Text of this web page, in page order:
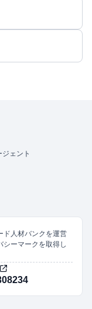
ェント
ド人材バンクを運営
シーマークを取得し